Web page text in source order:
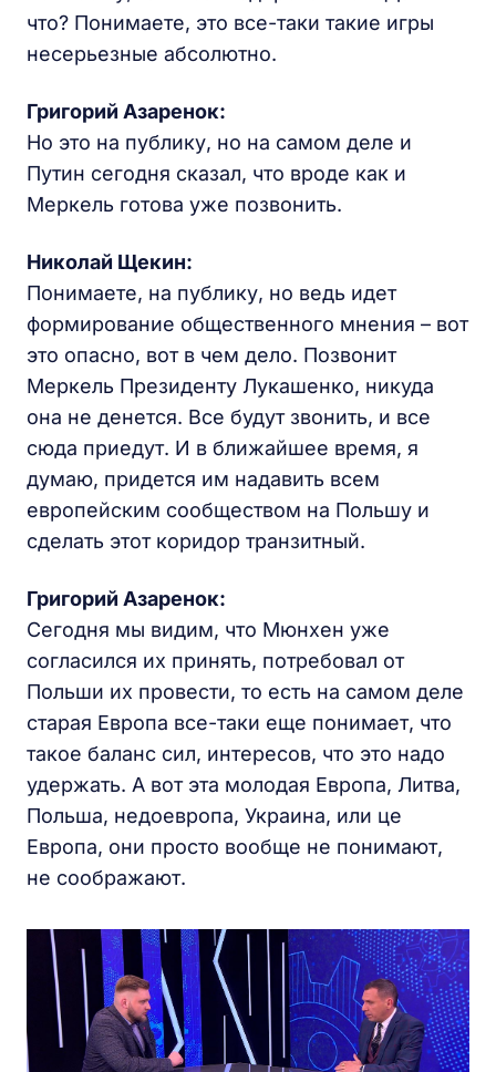
что? Понимаете, это все-таки такие игры
несерьезные абсолютно.
Григорий Азаренок:
Но это на публику, но на самом деле и
Путин сегодня сказал, что вроде как и
Меркель готова уже позвонить.
Николай Щекин:
Понимаете, на публику, но ведь идет
формирование общественного мнения – вот
это опасно, вот в чем дело. Позвонит
Меркель Президенту Лукашенко, никуда
она не денется. Все будут звонить, и все
сюда приедут. И в ближайшее время, я
думаю, придется им надавить всем
европейским сообществом на Польшу и
сделать этот коридор транзитный.
Григорий Азаренок:
Сегодня мы видим, что Мюнхен уже
согласился их принять, потребовал от
Польши их провести, то есть на самом деле
старая Европа все-таки еще понимает, что
такое баланс сил, интересов, что это надо
удержать. А вот эта молодая Европа, Литва,
Польша, недоевропа, Украина, или це
Европа, они просто вообще не понимают,
не соображают.